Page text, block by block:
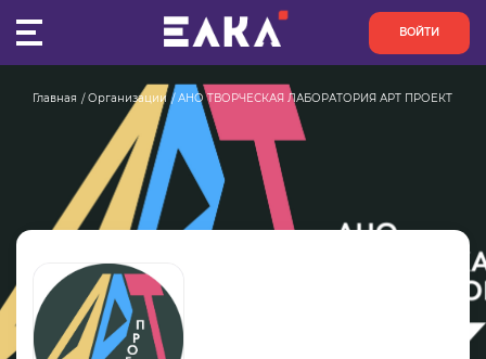
ВОЙТИ
ПУЛЬС
КОНКУРСЫ
ОРГАНИЗАЦИИ
АКТИВИСТЫ
ПРОЕКТЫ
Главная Организации АНО ТВОРЧЕСКАЯ ЛАБОРАТОРИЯ АРТ ПРОЕКТ